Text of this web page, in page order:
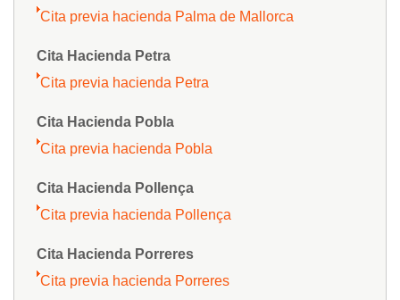
Cita previa hacienda Palma de Mallorca
Cita Hacienda Petra
Cita previa hacienda Petra
Cita Hacienda Pobla
Cita previa hacienda Pobla
Cita Hacienda Pollença
Cita previa hacienda Pollença
Cita Hacienda Porreres
Cita previa hacienda Porreres